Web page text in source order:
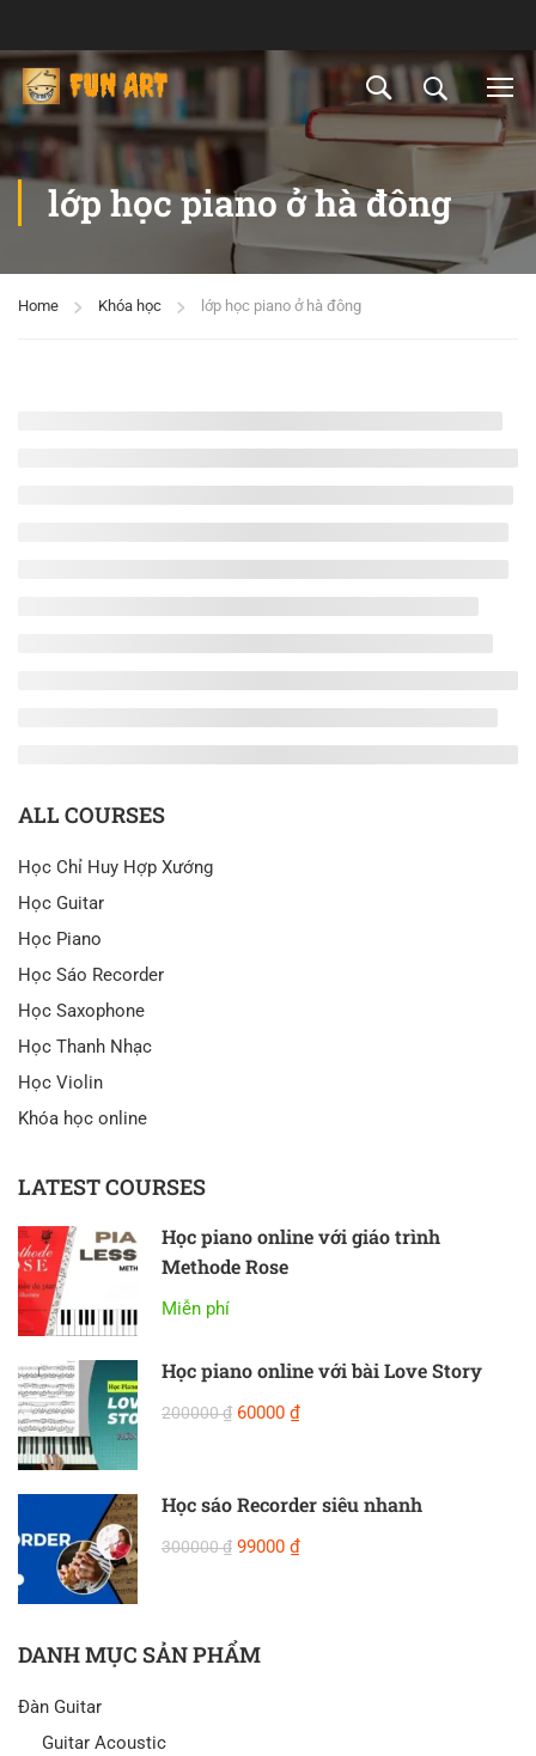
lớp học piano ở hà đông
Home Khóa học lớp học piano ở hà đông
ALL COURSES
Học Chỉ Huy Hợp Xướng
Học Guitar
Học Piano
Học Sáo Recorder
Học Saxophone
Học Thanh Nhạc
Học Violin
Khóa học online
LATEST COURSES
Học piano online với giáo trình
Methode Rose
Miễn phí
Học piano online với bài Love Story
200000 ₫ 60000 ₫
Học sáo Recorder siêu nhanh
300000 ₫ 99000 ₫
DANH MỤC SẢN PHẨM
Đàn Guitar
Guitar Acoustic